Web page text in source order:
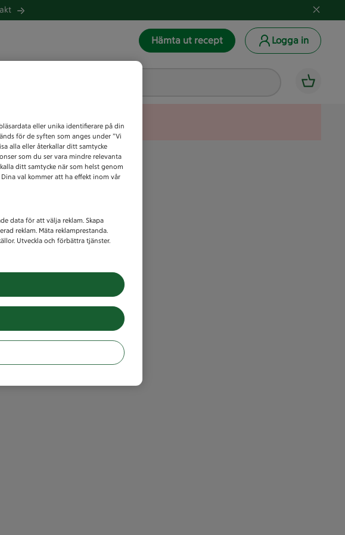
Hämta ut recept Logga in
error
eller unika identifierare på din
för de syften som anges under ”Vi
alla eller återkallar ditt samtycke
som du ser vara mindre relevanta
ditt samtycke när som helst genom
val kommer att ha effekt inom vår
data för att välja reklam. Skapa
reklam. Mäta reklamprestanda.
Utveckla och förbättra tjänster.